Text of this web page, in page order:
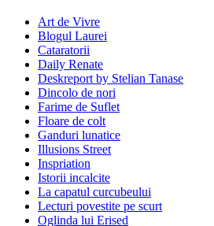
Art de Vivre
Blogul Laurei
Cataratorii
Daily Renate
Deskreport by Stelian Tanase
Dincolo de nori
Farime de Suflet
Floare de colt
Ganduri lunatice
Illusions Street
Inspriation
Istorii incalcite
La capatul curcubeului
Lecturi povestite pe scurt
Oglinda lui Erised